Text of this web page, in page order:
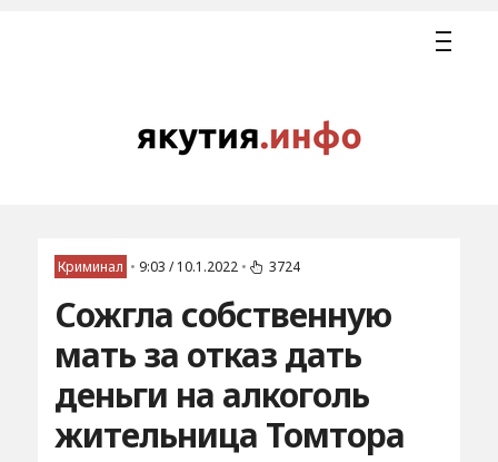
Криминал • 9:03 / 10.1.2022 • 3724
Сожгла собственную
мать за отказ дать
деньги на алкоголь
жительница Томтора